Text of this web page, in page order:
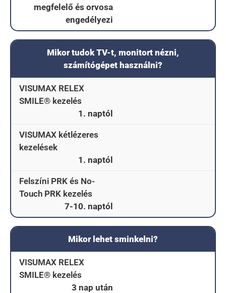
megfelelő és orvosa
engedélyezi
Mikor tudok TV-t, monitort nézni,
számítógépet használni?
VISUMAX RELEX
SMILE® kezelés
1. naptól
VISUMAX kétlézeres
kezelések
1. naptól
Felszíni PRK és No-
Touch PRK kezelés
7-10. naptól
Mikor lehet sminkelni?
VISUMAX RELEX
SMILE® kezelés
3 nap után